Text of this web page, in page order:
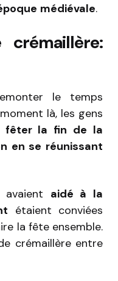
médiévale.
le temps
là, les gens
la fin de la
en se réunissant
aidé à la
étaient conviées
la fête ensemble.
crémaillère entre